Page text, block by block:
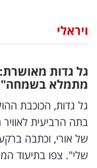
וצרכנות
דיגיטל
וטק
שיווק
ופרסום
ויראלי
גל גדות
מתמלא בשמחה"
גל גדות, הכוכבת
בתה הרביעית
של אורי, וכתבה
שלי". צפו בתיעוד